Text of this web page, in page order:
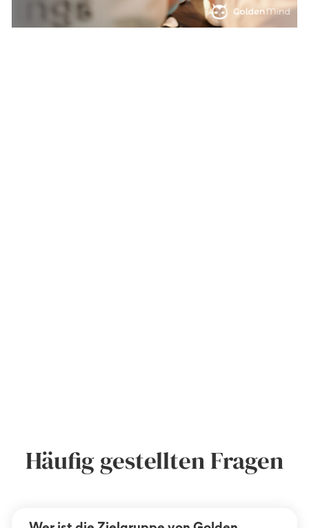
Häufig gestellten Fragen